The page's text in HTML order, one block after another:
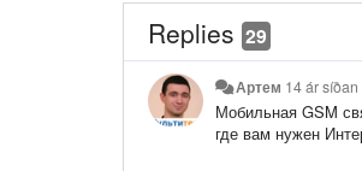
Replies 29
Артем 14 ár síðan
Мобильная GSM
где вам нужен